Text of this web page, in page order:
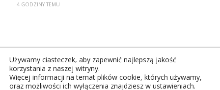
4 GODZINY TEMU
Używamy ciasteczek, aby zapewnić najlepszą jakość
korzystania z naszej witryny.
Więcej informacji na temat plików cookie, których używamy,
oraz możliwości ich wyłączenia znajdziesz w ustawieniach.